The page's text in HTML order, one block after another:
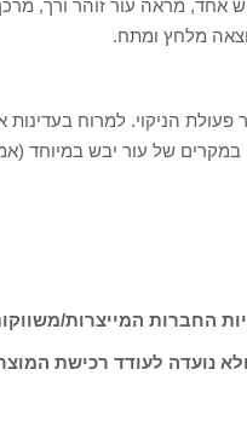
אחד, מראה עור זוהר ורך,
מלחץ ומתח.
הניקוי. למרוח
החברות המייצרות/
נועדה לעודד רכישת